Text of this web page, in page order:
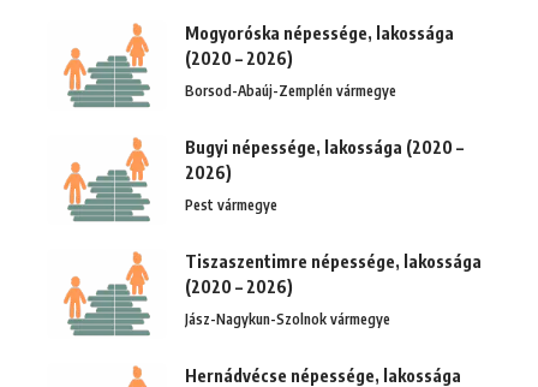
Mogyoróska népessége, lakossága
(2020 – 2026)
Borsod-Abaúj-Zemplén vármegye
Bugyi népessége, lakossága (2020 –
2026)
Pest vármegye
Tiszaszentimre népessége, lakossága
(2020 – 2026)
Jász-Nagykun-Szolnok vármegye
Hernádvécse népessége, lakossága